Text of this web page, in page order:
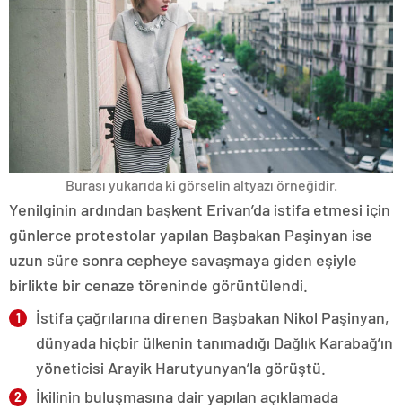
Burası yukarıda ki görselin altyazı örneğidir.
Yenilginin ardından başkent Erivan’da istifa etmesi için
günlerce protestolar yapılan Başbakan Paşinyan ise
uzun süre sonra cepheye savaşmaya giden eşiyle
birlikte bir cenaze töreninde görüntülendi.
İstifa çağrılarına direnen Başbakan Nikol Paşinyan,
dünyada hiçbir ülkenin tanımadığı Dağlık Karabağ’ın
yöneticisi Arayik Harutyunyan’la görüştü.
İkilinin buluşmasına dair yapılan açıklamada